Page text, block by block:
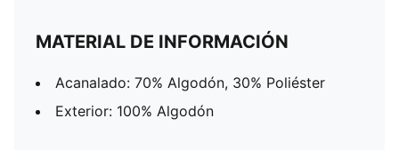
MATERIAL DE INFORMACIÓN
Acanalado: 70% Algodón, 30% Poliéster
Exterior: 100% Algodón